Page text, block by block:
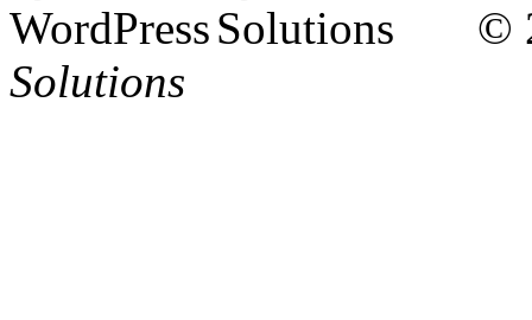
©
Solutions